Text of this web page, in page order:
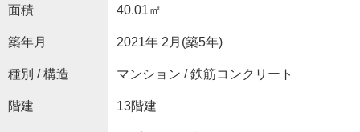
面積 40.01㎡
築年月 2021年 2月(築5年)
種別 / 構造 マンション / 鉄筋コンクリート
階建 13階建